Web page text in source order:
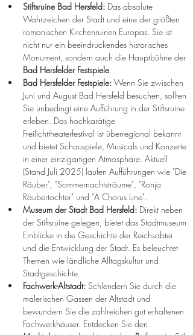
Stiftsruine Bad Hersfeld: Das absolute
Wahrzeichen der Stadt und eine der größten
romanischen Kirchenruinen Europas. Sie ist
nicht nur ein beeindruckendes historisches
Monument, sondern auch die Hauptbühne der
Bad Hersfelder Festspiele.
Bad Hersfelder Festspiele: Wenn Sie zwischen
Juni und August Bad Hersfeld besuchen, sollten
Sie unbedingt eine Aufführung in der Stiftsruine
erleben. Das hochkarätige
Freilichttheaterfestival ist überregional bekannt
und bietet Schauspiele, Musicals und Konzerte
in einer einzigartigen Atmosphäre. Aktuell
(Stand Juli 2025) laufen Aufführungen wie "Die
Räuber", "Sommernachtsträume", "Ronja
Räubertochter" und "A Chorus Line".
Museum der Stadt Bad Hersfeld: Direkt neben
der Stiftsruine gelegen, bietet das Stadtmuseum
Einblicke in die Geschichte der Reichsabtei
und die Entwicklung der Stadt. Es beleuchtet
Themen wie ländliche Alltagskultur und
Stadtgeschichte.
Fachwerk-Altstadt: Schlendern Sie durch die
malerischen Gassen der Altstadt und
bewundern Sie die zahlreichen gut erhaltenen
Fachwerkhäuser. Entdecken Sie den